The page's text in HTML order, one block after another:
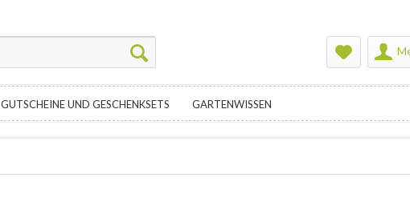
GUTSCHEINE UND GESCHENKSETS GARTENWISSEN